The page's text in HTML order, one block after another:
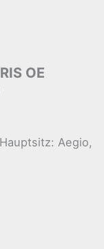
OE
Aegio,